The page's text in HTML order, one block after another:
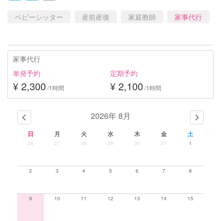
ベビーシッター 産前産後 家庭教師 家事代行
家事代行
単発予約
¥ 2,300 /1時間
定期予約
¥ 2,100 /1時間
2026年 8月
日 月 火 水 木 金 土
26 27 28 29 30 31 1
2 3 4 5 6 7 8
9 10 11 12 13 14 15